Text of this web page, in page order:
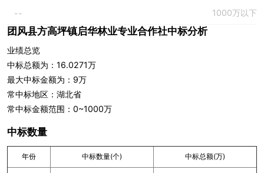
-- 1000万以下
团风县方高坪镇启华林业专业合作社中标分析
业绩总览
中标总额为：16.0271万
最大中标金额为：9万
常中标地区：湖北省
常中标金额范围：0~1000万
中标数量
年份 中标数量(个) 中标总额(万)